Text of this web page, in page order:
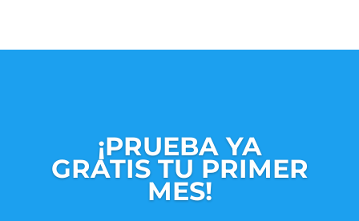
¡PRUEBA YA
GRATIS TU PRIMER
MES!